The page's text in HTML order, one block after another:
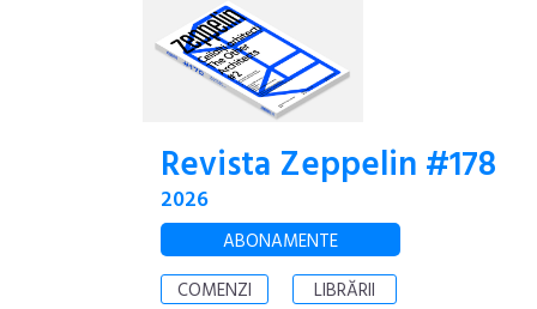
Revista Zeppelin #178
2026
ABONAMENTE
COMENZI
LIBRĂRII